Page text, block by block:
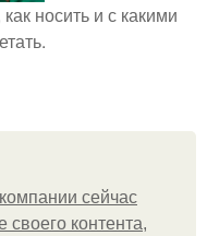
носить и с какими
сейчас
своего контента,